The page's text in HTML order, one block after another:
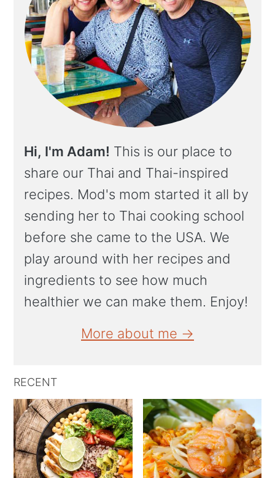
Hi, I'm Adam! This is our place to
share our Thai and Thai-inspired
recipes. Mod's mom started it all by
sending her to Thai cooking school
before she came to the USA. We
play around with her recipes and
ingredients to see how much
healthier we can make them. Enjoy!
More about me →
RECENT